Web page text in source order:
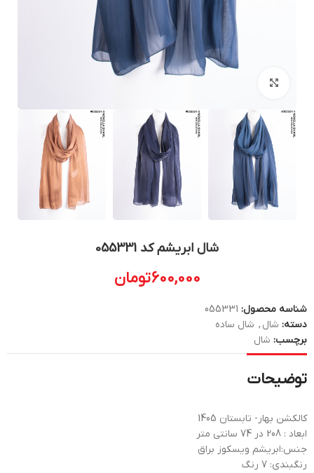
شال ابریشم کد 055331
600,000تومان
شناسه محصول: 055331
دسته: شال , شال ساده
برچسب: شال
توضیحات
کالکشن بهار- تابستان 1405
ابعاد : 208 در 74 سانتی متر
جنس:ابریشم ویسکوز براق
رنگبندی: 7 رنگ